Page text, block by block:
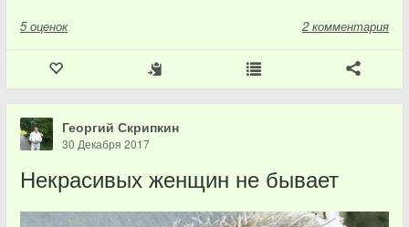
5 оценок 2 комментария
Георгий Скрипкин
30 Декабря 2017
Некрасивых женщин не бывает